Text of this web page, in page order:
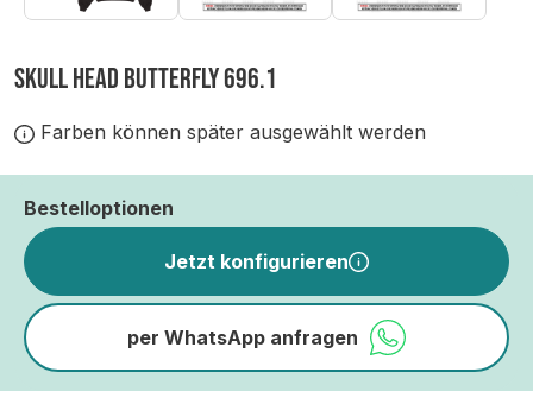
SKULL HEAD BUTTERFLY 696.1
Farben können später ausgewählt werden
Bestelloptionen
Jetzt konfigurieren
per WhatsApp anfragen